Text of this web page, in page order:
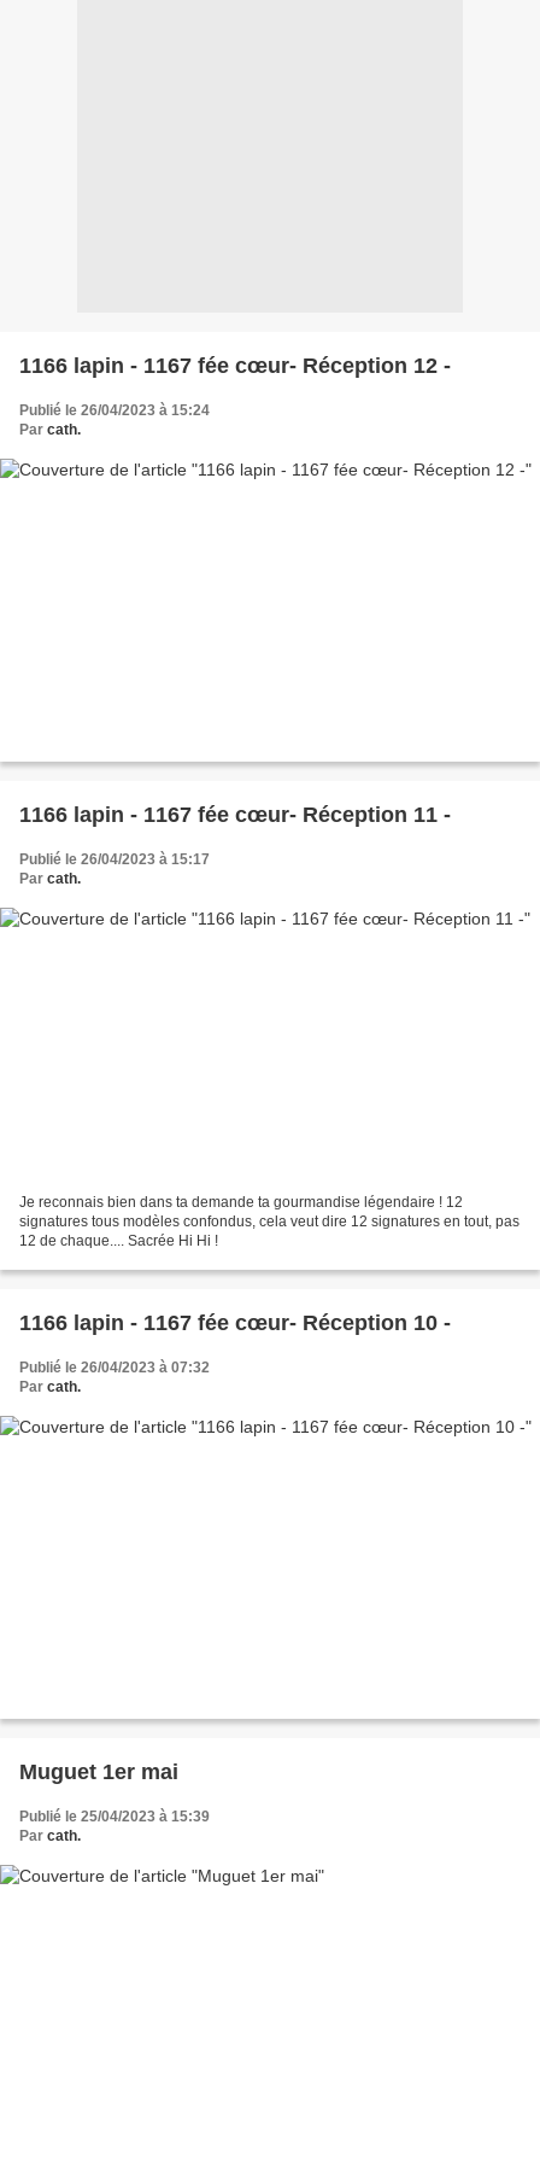
1166 lapin - 1167 fée cœur- Réception 12 -
Publié le 26/04/2023 à 15:24
Par cath.
1166 lapin - 1167 fée cœur- Réception 11 -
Publié le 26/04/2023 à 15:17
Par cath.
Je reconnais bien dans ta demande ta gourmandise légendaire ! 12
signatures tous modèles confondus, cela veut dire 12 signatures en tout, pas
12 de chaque.... Sacrée Hi Hi !
1166 lapin - 1167 fée cœur- Réception 10 -
Publié le 26/04/2023 à 07:32
Par cath.
Muguet 1er mai
Publié le 25/04/2023 à 15:39
Par cath.